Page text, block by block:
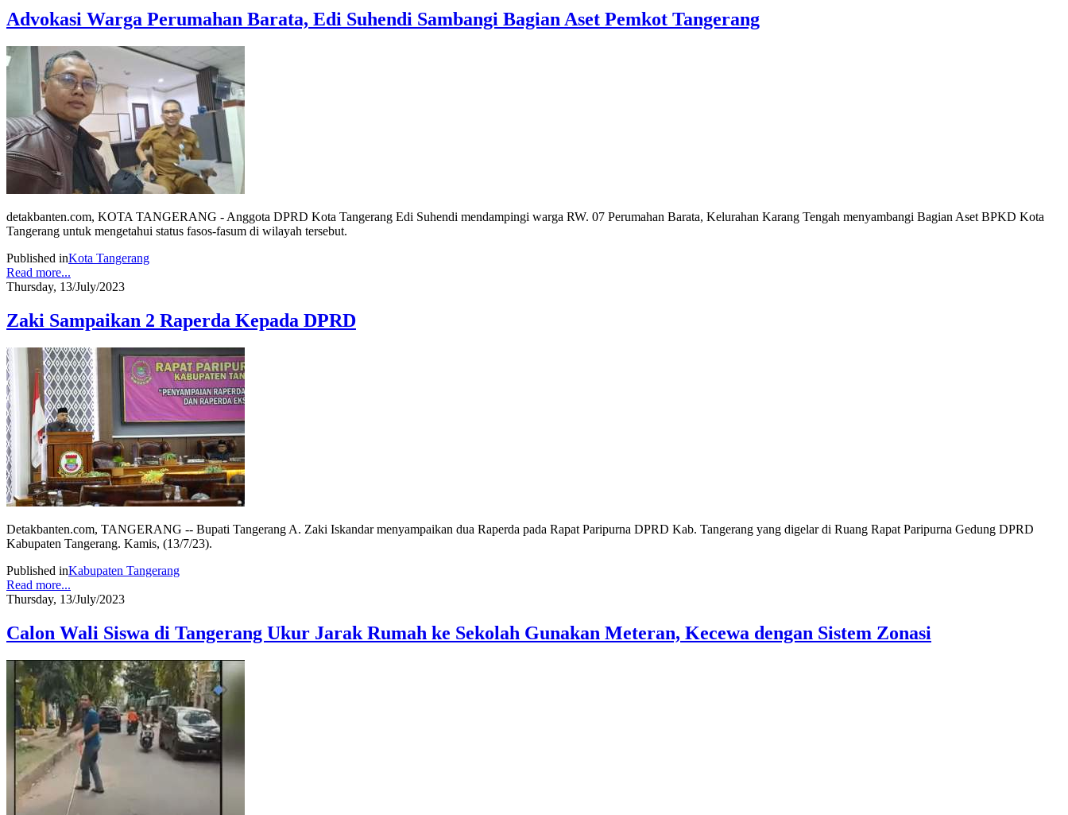
Advokasi Warga Perumahan Barata, Edi Suhendi Sambangi Bagian Aset Pemkot Tangerang
detakbanten.com, KOTA TANGERANG - Anggota DPRD Kota Tangerang Edi Suhendi mendampingi warga RW. 07 Perumahan Barata, Kelurahan Karang Tengah menyambangi Bagian Aset BPKD Kota
Tangerang untuk mengetahui status fasos-fasum di wilayah tersebut.
Published inKota Tangerang
Read more...
Thursday, 13/July/2023
Zaki Sampaikan 2 Raperda Kepada DPRD
Detakbanten.com, TANGERANG -- Bupati Tangerang A. Zaki Iskandar menyampaikan dua Raperda pada Rapat Paripurna DPRD Kab. Tangerang yang digelar di Ruang Rapat Paripurna Gedung DPRD
Kabupaten Tangerang. Kamis, (13/7/23).
Published inKabupaten Tangerang
Read more...
Thursday, 13/July/2023
Calon Wali Siswa di Tangerang Ukur Jarak Rumah ke Sekolah Gunakan Meteran, Kecewa dengan Sistem Zonasi